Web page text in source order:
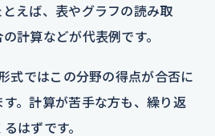
えば、表やグラフの読み取
計算などが代表例です。
式ではこの分野の得点が合否に
。計算が苦手な方も、繰り返
はずです。